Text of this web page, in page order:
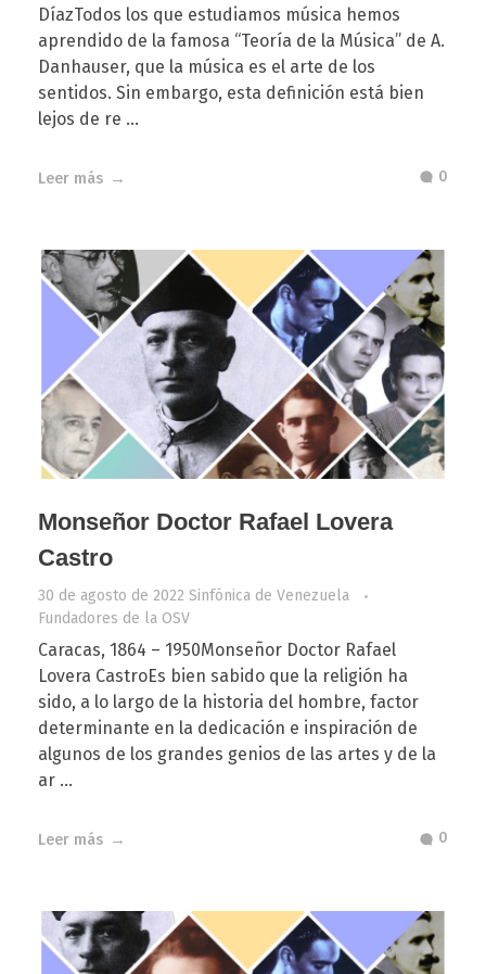
DíazTodos los que estudiamos música hemos
aprendido de la famosa “Teoría de la Música” de A.
Danhauser, que la música es el arte de los
sentidos. Sin embargo, esta definición está bien
lejos de re ...
Leer más 0
Monseñor Doctor Rafael Lovera
Castro
30 de agosto de 2022 Sinfónica de Venezuela
Fundadores de la OSV
Caracas, 1864 – 1950Monseñor Doctor Rafael
Lovera CastroEs bien sabido que la religión ha
sido, a lo largo de la historia del hombre, factor
determinante en la dedicación e inspiración de
algunos de los grandes genios de las artes y de la
ar ...
Leer más 0